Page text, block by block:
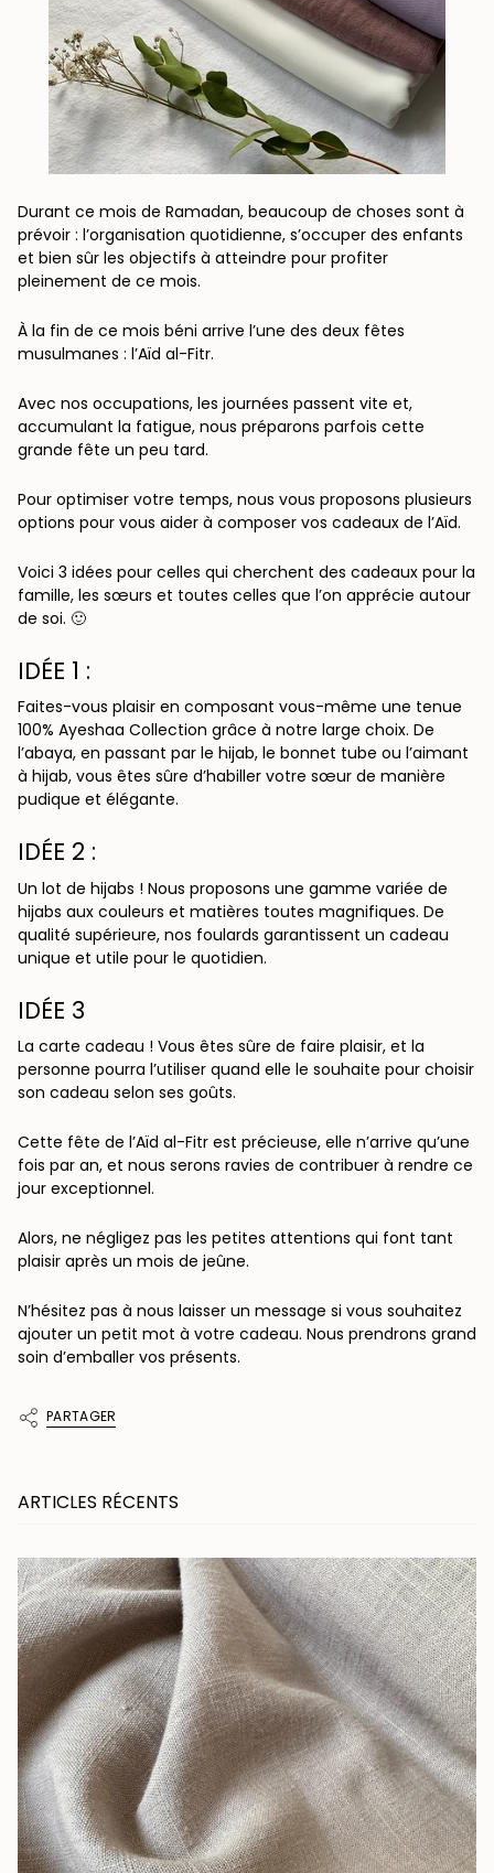
Durant ce mois de Ramadan, beaucoup de choses sont à
prévoir : l’organisation quotidienne, s’occuper des enfants
et bien sûr les objectifs à atteindre pour profiter
pleinement de ce mois.
À la fin de ce mois béni arrive l’une des deux fêtes
musulmanes : l’Aïd al-Fitr.
Avec nos occupations, les journées passent vite et,
accumulant la fatigue, nous préparons parfois cette
grande fête un peu tard.
Pour optimiser votre temps, nous vous proposons plusieurs
options pour vous aider à composer vos cadeaux de l’Aïd.
Voici 3 idées pour celles qui cherchent des cadeaux pour la
famille, les sœurs et toutes celles que l’on apprécie autour
de soi. 🙂
IDÉE 1 :
Faites-vous plaisir en composant vous-même une tenue
100% Ayeshaa Collection grâce à notre large choix. De
l’abaya, en passant par le hijab, le bonnet tube ou l’aimant
à hijab, vous êtes sûre d’habiller votre sœur de manière
pudique et élégante.
IDÉE 2 :
Un lot de hijabs ! Nous proposons une gamme variée de
hijabs aux couleurs et matières toutes magnifiques. De
qualité supérieure, nos foulards garantissent un cadeau
unique et utile pour le quotidien.
IDÉE 3
La carte cadeau ! Vous êtes sûre de faire plaisir, et la
personne pourra l’utiliser quand elle le souhaite pour choisir
son cadeau selon ses goûts.
Cette fête de l’Aïd al-Fitr est précieuse, elle n’arrive qu’une
fois par an, et nous serons ravies de contribuer à rendre ce
jour exceptionnel.
Alors, ne négligez pas les petites attentions qui font tant
plaisir après un mois de jeûne.
N’hésitez pas à nous laisser un message si vous souhaitez
ajouter un petit mot à votre cadeau. Nous prendrons grand
soin d’emballer vos présents.
PARTAGER
ARTICLES RÉCENTS